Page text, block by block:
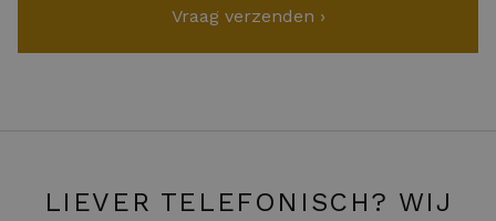
LIEVER TELEFONISCH? WIJ